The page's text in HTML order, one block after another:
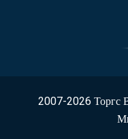
2007-2026Торгс